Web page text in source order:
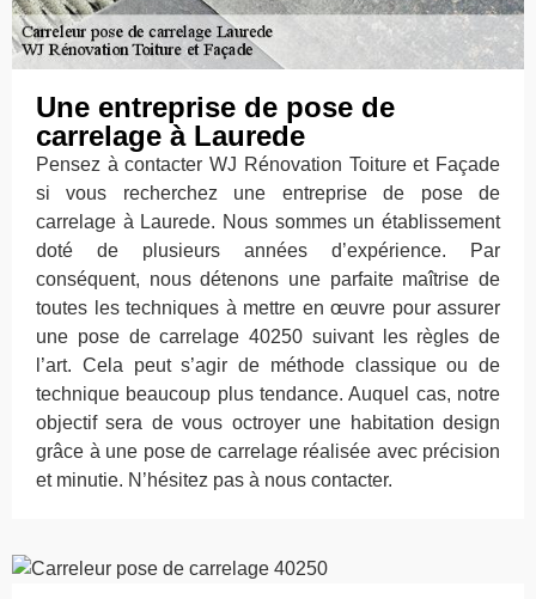
Une entreprise de pose de
carrelage à Laurede
Pensez à contacter WJ Rénovation Toiture et Façade
si vous recherchez une entreprise de pose de
carrelage à Laurede. Nous sommes un établissement
doté de plusieurs années d’expérience. Par
conséquent, nous détenons une parfaite maîtrise de
toutes les techniques à mettre en œuvre pour assurer
une pose de carrelage 40250 suivant les règles de
l’art. Cela peut s’agir de méthode classique ou de
technique beaucoup plus tendance. Auquel cas, notre
objectif sera de vous octroyer une habitation design
grâce à une pose de carrelage réalisée avec précision
et minutie. N’hésitez pas à nous contacter.